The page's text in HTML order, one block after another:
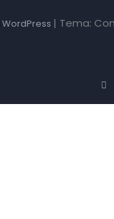
| Tema: